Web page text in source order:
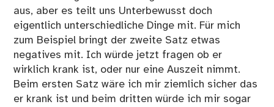
aus, aber es teilt uns Unterbewusst doch
eigentlich unterschiedliche Dinge mit. Für mich
zum Beispiel bringt der zweite Satz etwas
negatives mit. Ich würde jetzt fragen ob er
wirklich krank ist, oder nur eine Auszeit nimmt.
Beim ersten Satz wäre ich mir ziemlich sicher das
er krank ist und beim dritten würde ich mir sogar